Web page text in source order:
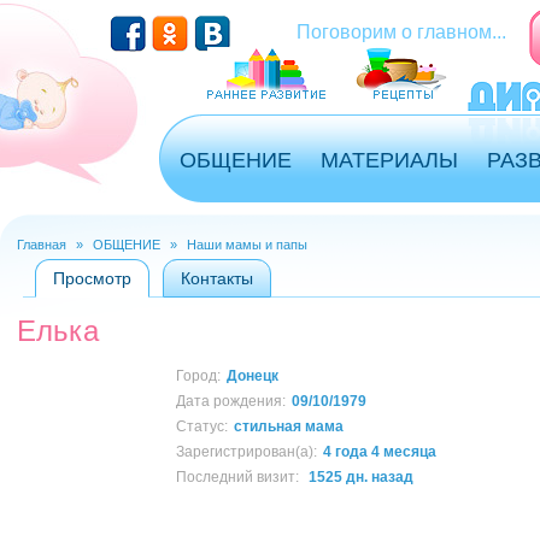
Перейти к основному содержанию
Поговорим о главном...
ОБЩЕНИЕ МАТЕРИАЛЫ
Вы здесь
Главная » ОБЩЕНИЕ » Наши мамы и папы
Главные вкладки
Просмотр (активная вкладка)
Контакты
Елька
Город: Донецк
Дата рождения: 09/10/1979
Статус: стильная мама
Зарегистрирован(а): 4 года 4 месяца
Последний визит:
1525 дн. назад